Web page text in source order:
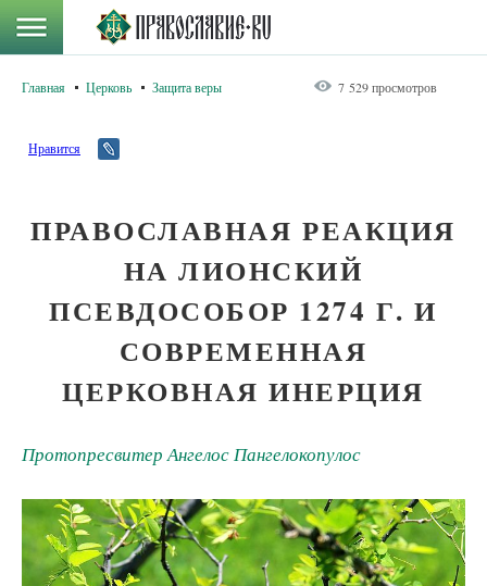
Главная Церковь Защита веры 7 529 просмотров
Нравится
ПРАВОСЛАВНАЯ РЕАКЦИЯ
НА ЛИОНСКИЙ
ПСЕВДОСОБОР 1274 Г. И
СОВРЕМЕННАЯ
ЦЕРКОВНАЯ ИНЕРЦИЯ
Протопресвитер Ангелос Пангелокопулос